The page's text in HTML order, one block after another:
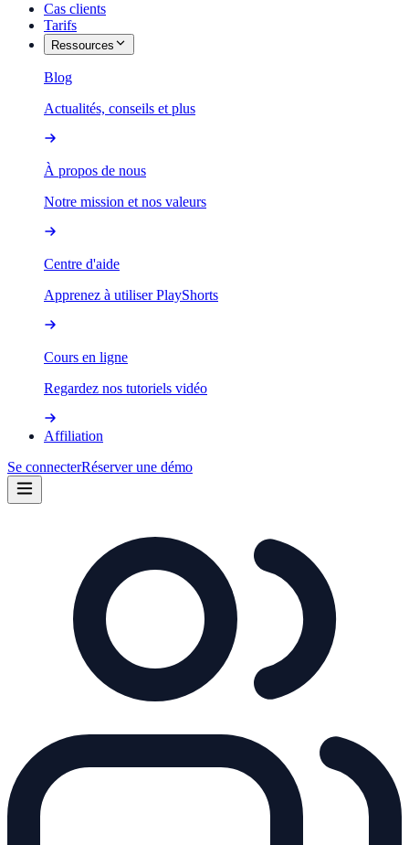
Cas clients
Tarifs
Ressources
Blog
Actualités, conseils et plus
À propos de nous
Notre mission et nos valeurs
Centre d'aide
Apprenez à utiliser PlayShorts
Cours en ligne
Regardez nos tutoriels vidéo
Affiliation
Se connecterRéserver une démo